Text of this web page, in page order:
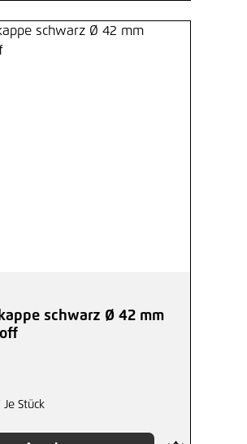
schwarz Ø 42 mm
Je Stück